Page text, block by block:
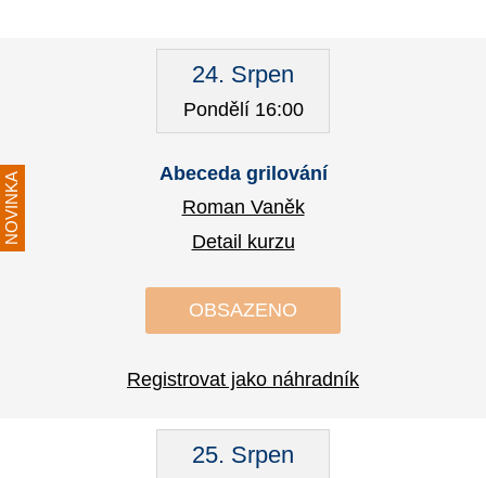
24. Srpen
Pondělí 16:00
NOVINKA
Abeceda grilování
Roman Vaněk
Detail kurzu
OBSAZENO
Registrovat jako náhradník
25. Srpen